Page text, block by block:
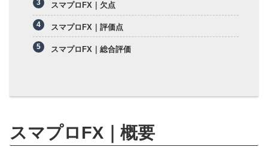
スマプロFX｜欠点
スマプロFX｜評価点
スマプロFX｜総合評価
スマプロFX｜概要